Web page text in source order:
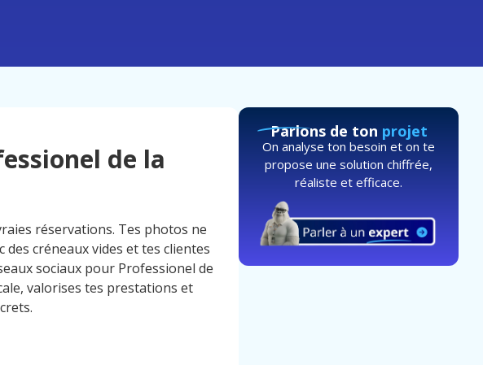
de la
réservations. Tes photos ne
créneaux vides et tes clientes
sociaux pour Professionel de
valorises tes prestations et
Parlons de ton projet
On analyse ton besoin et on te
propose une solution chiffrée,
réaliste et efficace.